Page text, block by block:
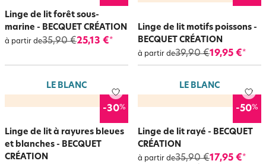
Linge de lit forêt sous-
marine - BECQUET CRÉATION
à partir de35,90 €25,13 €*
Linge de lit motifs poissons -
BECQUET CRÉATION
à partir de39,90 €19,95 €*
LE BLANC
-30%
Linge de lit à rayures bleues
et blanches - BECQUET
CRÉATION
LE BLANC
-50%
Linge de lit rayé - BECQUET
CRÉATION
à partir de35,90 €17,95 €*